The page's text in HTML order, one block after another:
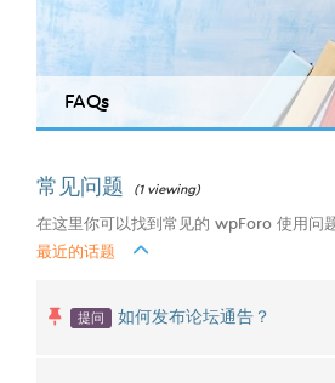
FAQs
常见问题 (1 viewing)
在这里你可以找到常见的 wpForo 使用问
最近的话题
提问 如何发布论坛通告？